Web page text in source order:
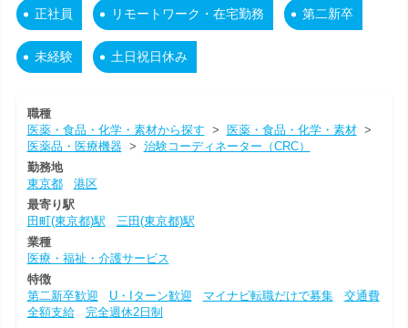
正社員 リモートワーク・在宅勤務 第二新卒
未経験 土日祝日休み
職種
医薬・食品・化学・素材から探す > 医薬・食品・化学・素材>
医薬品・医療機器> 治験コーディネーター（CRC）
勤務地
東京都
港区
最寄り駅
田町(東京都)駅
三田(東京都)駅
業種
医療・福祉・介護サービス
特徴
第二新卒歓迎
U・Iターン歓迎 マイナビ転職だけで募集
交通費
全額支給
完全週休2日制